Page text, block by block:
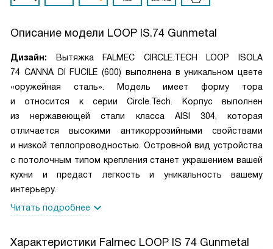
Описание модели LOOP IS.74 Gunmetal
Дизайн: Вытяжка FALMEC CIRCLE.TECH LOOP ISOLA
74 CANNA DI FUCILE (600) выполнена в уникальном цвете
«оружейная сталь». Модель имеет форму тора
и относится к серии Circle.Tech. Корпус выполнен
из нержавеющей стали класса AISI 304, которая
отличается высокими антикоррозийными свойствами
и низкой теплопроводностью. Островной вид устройства
с потолочным типом крепления станет украшением вашей
кухни и предаст легкость и уникальность вашему
интерьеру.
Читать подробнее
Характеристики Falmec LOOP IS 74 Gunmetal